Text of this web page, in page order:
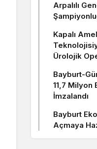
Arpalılı
Kapalı
Ürolojik
Bayburt-
11,7 Milyon
İmzalandı
Bayburt Eko
Açmaya